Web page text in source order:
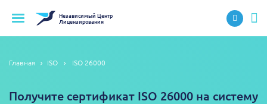
НезависимыйЦентр
Лицензирования
Главная ISO ISO 26000
Получите сертификат ISO 26000 на систему